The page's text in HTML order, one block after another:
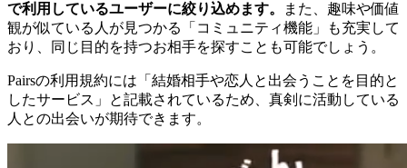
で利用しているユーザーに絞り込めます。
また、趣味や価値
観が似ている人が見つかる「コミュニティ機能」も充実して
おり、同じ目的を持つお相手を探すことも可能でしょう。
Pairsの利用規約には「結婚相手や恋人と出会うことを目的と
したサービス」と記載されているため、真剣に活動している
人との出会いが期待できます。